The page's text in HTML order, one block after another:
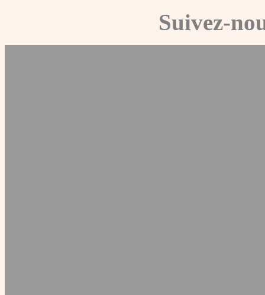
Suivez-